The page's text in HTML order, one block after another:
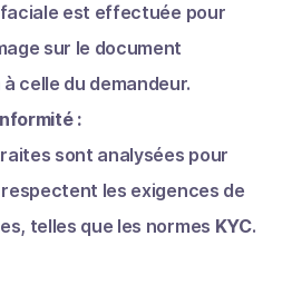
est effectuée pour
sur le document
celle du demandeur.
:
sont analysées pour
respectent les exigences de
telles que les normes KYC.